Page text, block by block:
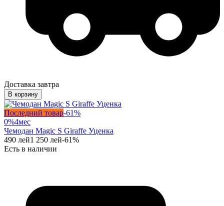
Доставка завтра
В корзину
Последний товар-61%
0%4мес
Чемодан Magic S Giraffe Уценка
490 лей1 250 лей-61%
Есть в наличии